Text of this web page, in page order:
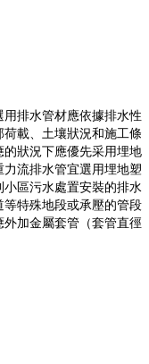
排水管材應依據排水性
載、土壤狀況和施工條
狀況下應優先采用埋地
流排水管宜選用埋地塑
區污水處置安裝的排水
特殊地段或承壓的管段
加金屬套管（套管直徑